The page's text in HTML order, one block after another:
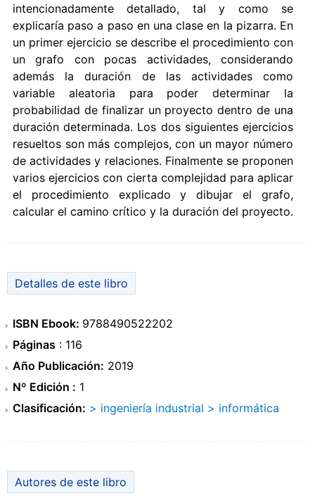
intencionadamente detallado, tal y como se
explicaría paso a paso en una clase en la pizarra. En
un primer ejercicio se describe el procedimiento con
un grafo con pocas actividades, considerando
además la duración de las actividades como
variable aleatoria para poder determinar la
probabilidad de finalizar un proyecto dentro de una
duración determinada. Los dos siguientes ejercicios
resueltos son más complejos, con un mayor número
de actividades y relaciones. Finalmente se proponen
varios ejercicios con cierta complejidad para aplicar
el procedimiento explicado y dibujar el grafo,
calcular el camino crítico y la duración del proyecto.
Detalles de este libro
ISBN Ebook: 9788490522202
Páginas : 116
Año Publicación: 2019
Nº Edición : 1
Clasificación: > ingeniería industrial > informática
Autores de este libro